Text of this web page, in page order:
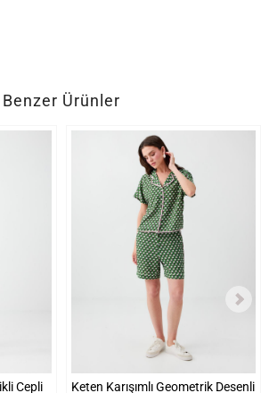
Benzer Ürünler
Cepli
Keten Karışımlı Geometrik Desenli